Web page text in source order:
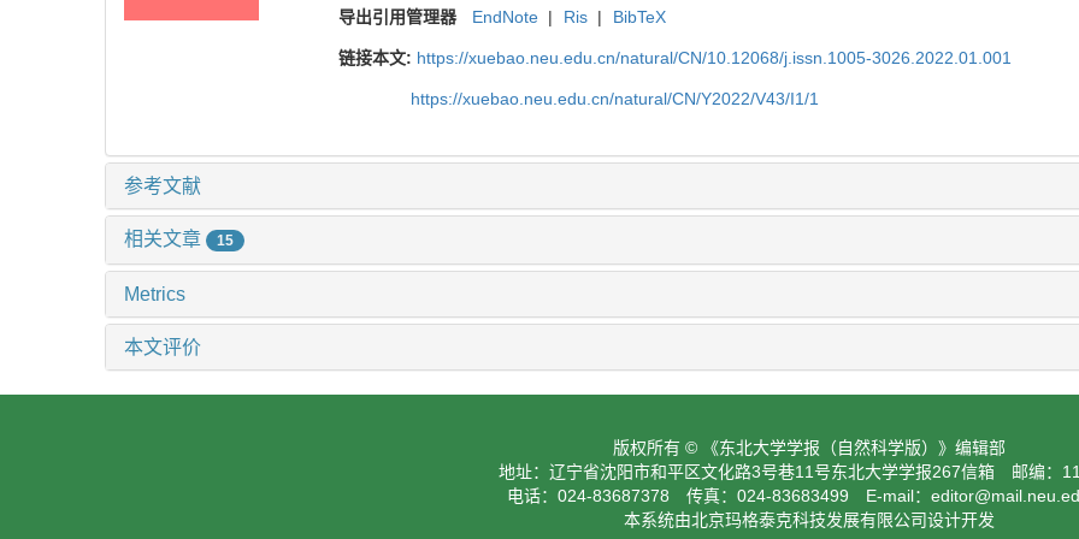
导出引用管理器 EndNote | Ris | BibTeX
链接本文: https://xuebao.neu.edu.cn/natural/CN/10.12068/j.issn.1005-3026.2022.01.001
https://xuebao.neu.edu.cn/natural/CN/Y2022/V43/I1/1
参考文献
相关文章 15
Metrics
本文评价
版权所有 © 《东北大学学报（自然科学版）》编辑部
地址：辽宁省沈阳市和平区文化路3号巷11号东北大学学报267信箱 邮编：
电话：024-83687378 传真：024-83683499 E-mail：
本系统由北京玛格泰克科技发展有限公司设计开发